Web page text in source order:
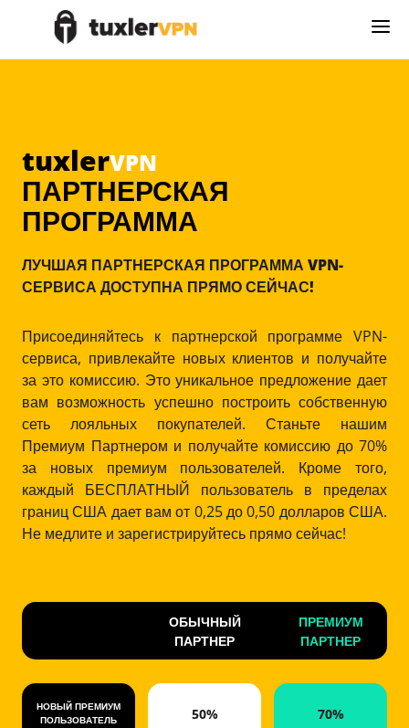
tuxlerVPN
ПАРТНЕРСКАЯ
ПРОГРАММА
ЛУЧШАЯ ПАРТНЕРСКАЯ ПРОГРАММА VPN-
СЕРВИСА ДОСТУПНА ПРЯМО СЕЙЧАС!
Присоединяйтесь к партнерской программе VPN-
сервиса, привлекайте новых клиентов и получайте
за это комиссию. Это уникальное предложение дает
вам возможность успешно построить собственную
сеть лояльных покупателей. Станьте нашим
Премиум Партнером и получайте комиссию до 70%
за новых премиум пользователей. Кроме того,
каждый БЕСПЛАТНЫЙ пользователь в пределах
границ США дает вам от 0,25 до 0,50 долларов США.
Не медлите и зарегистрируйтесь прямо сейчас!
ОБЫЧНЫЙ
ПАРТНЕР
ПРЕМИУМ
ПАРТНЕР
НОВЫЙ ПРЕМИУМ
ПОЛЬЗОВАТЕЛЬ
50% 70%